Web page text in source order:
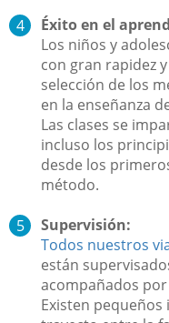
Éxito en el
Los niños y
con gran rapidez
selección de los
en la enseñanza
Las clases se
incluso los
desde los
método.
Supervisión:
Todos nuestros
están
acompañados
Existen